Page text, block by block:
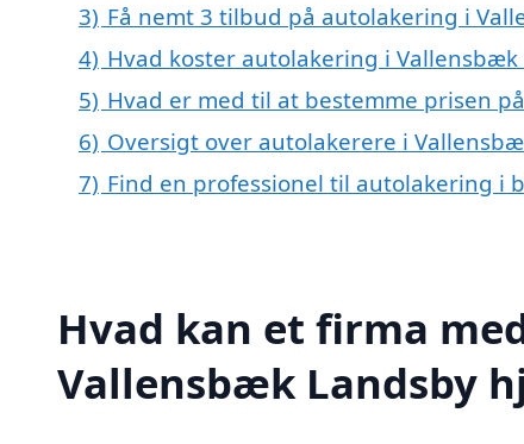
3) Få nemt 3 tilbud på autolakering i
4) Hvad koster autolakering i Vallensbæk
5) Hvad er med til at bestemme prisen
6) Oversigt over autolakerere i
7) Find en professionel til autolakering i
Hvad kan et firma
Vallensbæk Landsby